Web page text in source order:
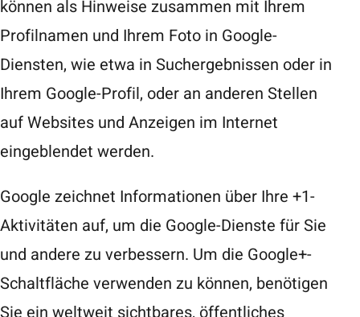
können als Hinweise zusammen mit Ihrem
Profilnamen und Ihrem Foto in Google-
Diensten, wie etwa in Suchergebnissen oder in
Ihrem Google-Profil, oder an anderen Stellen
auf Websites und Anzeigen im Internet
eingeblendet werden.
Google zeichnet Informationen über Ihre +1-
Aktivitäten auf, um die Google-Dienste für Sie
und andere zu verbessern. Um die Google+-
Schaltfläche verwenden zu können, benötigen